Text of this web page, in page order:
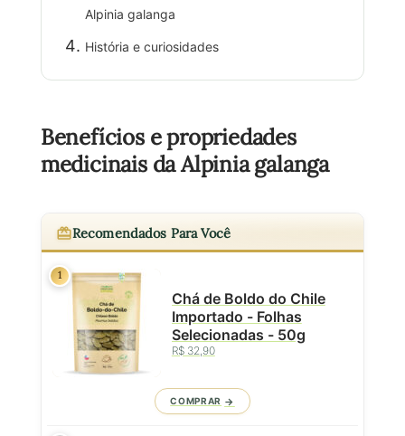
Alpinia galanga
História e curiosidades
Benefícios e propriedades
medicinais da Alpinia galanga
Recomendados Para Você
1
Chá de Boldo do Chile
Importado - Folhas
Selecionadas - 50g
R$ 32,90
COMPRAR